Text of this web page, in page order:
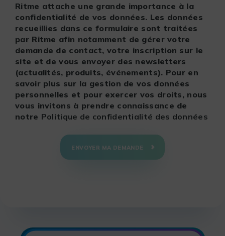
Ritme attache une grande importance à la
confidentialité de vos données. Les données
recueillies dans ce formulaire sont traitées
par Ritme afin notamment de gérer votre
demande de contact, votre inscription sur le
site et de vous envoyer des newsletters
(actualités, produits, événements). Pour en
savoir plus sur la gestion de vos données
personnelles et pour exercer vos droits, nous
vous invitons à prendre connaissance de
notre Politique de confidentialité des données
ENVOYER MA DEMANDE